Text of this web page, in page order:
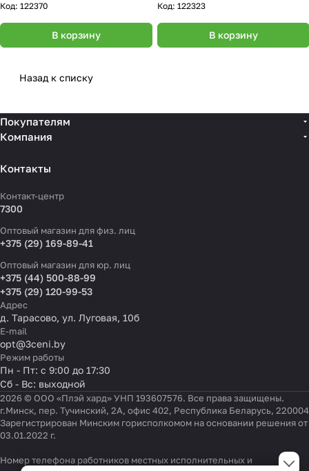
Код: 122370
В корзину
Код: 122323
В корзину
Назад к списку
Покупателям
Компания
Контакты
Контакт-центр
7300
Оптовый магазин для физ. лиц
+375 (29) 169-89-41
Оптовый магазин для юр. лиц
+375 (44) 500-88-99
+375 (29) 120-99-53
Адрес
д. Тарасово, ул. Луговая, 10б
E-mail
opt@3ceni.by
Режим работы
Пн - Пт: с 9:00 до 17:30
Сб - Вс: выходной
2026 © ООО «Плэй хард» УНП 193607576. Все права защищены.
г.Минск, пер. Тучинский, 2А, офис 402, Республика Беларусь, 220004
Зарегистрирован Минским горисполкомом на основании решения от
03.01.2022 г.
Номер телефона работников местных исполнительных и